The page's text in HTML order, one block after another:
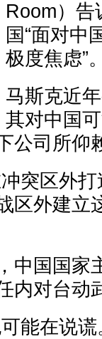
Room）告
国“面对中
极度焦虑”
马斯克近
其对中国
公司所仰
突区外
区外建立
中国国家
内对台动
能在说